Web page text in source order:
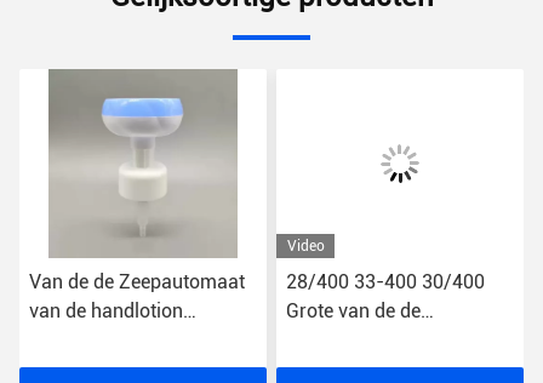
Van de de Zeepautomaat
van de handlotion
Plastic de Bloemschuim
Video
28/400 33-400 30/400
Grote van de de
Zeephand Pomp Hoofd